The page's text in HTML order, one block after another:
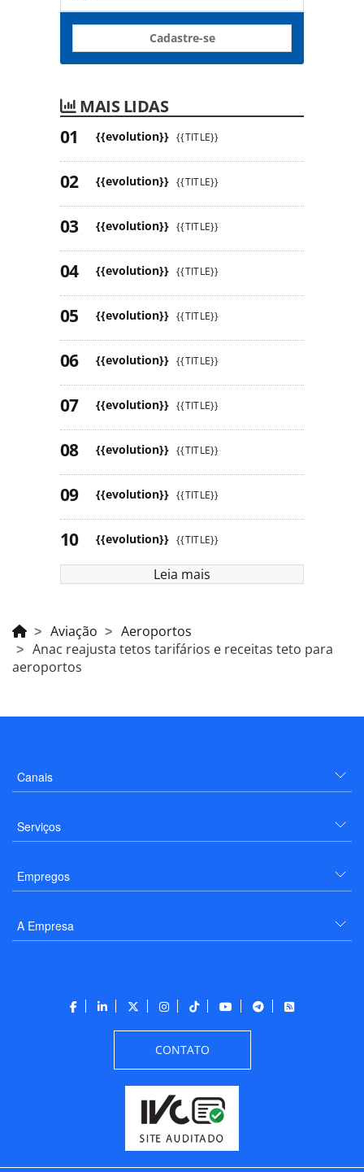
Cadastre-se
MAIS LIDAS
{{evolution}} {{TITLE}}
{{evolution}} {{TITLE}}
{{evolution}} {{TITLE}}
{{evolution}} {{TITLE}}
{{evolution}} {{TITLE}}
{{evolution}} {{TITLE}}
{{evolution}} {{TITLE}}
{{evolution}} {{TITLE}}
{{evolution}} {{TITLE}}
{{evolution}} {{TITLE}}
Leia mais
Aviação
Aeroportos
Anac reajusta tetos tarifários e receitas teto para
aeroportos
Canais
Serviços
Empregos
A Empresa
CONTATO